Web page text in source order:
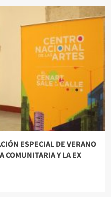
ESPECIAL DE VERANO
COMUNITARIA Y LA EX